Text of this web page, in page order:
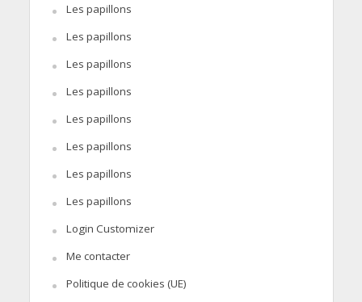
Les papillons
Les papillons
Les papillons
Les papillons
Les papillons
Les papillons
Les papillons
Les papillons
Login Customizer
Me contacter
Politique de cookies (UE)